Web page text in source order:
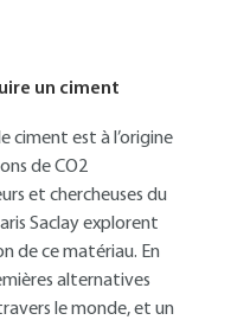
un ciment
ciment est à l’origine
de CO2
et chercheuses du
Saclay explorent
de ce matériau. En
alternatives
le monde, et un